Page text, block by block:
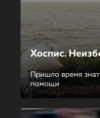
Хоспис.
Пришло время
помощи